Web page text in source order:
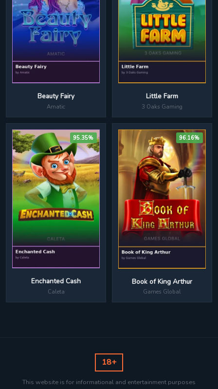
Beauty Fairy
Amatic
Little Farm
3 Oaks Gaming
95.35%
Enchanted Cash
Caleta
96.16%
Book of King Arthur
Games Global
18+
This website is for informational and entertainment purposes